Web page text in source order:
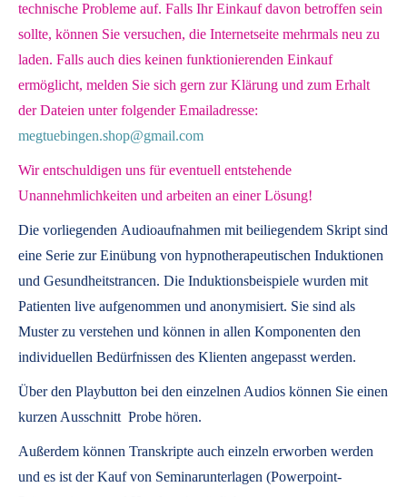
technische Probleme auf. Falls Ihr Einkauf davon betroffen sein
sollte, können Sie versuchen, die Internetseite mehrmals neu zu
laden. Falls auch dies keinen funktionierenden Einkauf
ermöglicht, melden Sie sich gern zur Klärung und zum Erhalt
der Dateien unter folgender Emailadresse:
megtuebingen.shop@gmail.com
Wir entschuldigen uns für eventuell entstehende
Unannehmlichkeiten und arbeiten an einer Lösung!
Die vorliegenden Audioaufnahmen mit beiliegendem Skript sind
eine Serie zur Einübung von hypnotherapeutischen Induktionen
und Gesundheitstrancen. Die Induktionsbeispiele wurden mit
Patienten live aufgenommen und anonymisiert. Sie sind als
Muster zu verstehen und können in allen Komponenten den
individuellen Bedürfnissen des Klienten angepasst werden.
Über den Playbutton bei den einzelnen Audios können Sie einen
kurzen Ausschnitt Probe hören.
Außerdem können Transkripte auch einzeln erworben werden
und es ist der Kauf von Seminarunterlagen (Powerpoint-